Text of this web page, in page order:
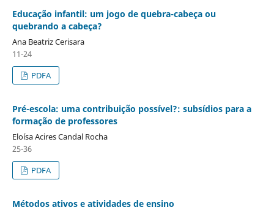
Educação infantil: um jogo de quebra-cabeça ou
quebrando a cabeça?
Ana Beatriz Cerisara
11-24
PDFA
Pré-escola: uma contribuição possível?: subsídios para a
formação de professores
Eloísa Acires Candal Rocha
25-36
PDFA
Métodos ativos e atividades de ensino